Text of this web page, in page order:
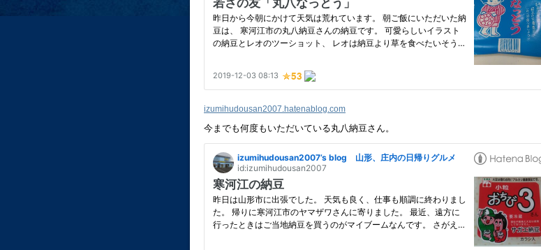
izumihudousan2007.hatenablog.com
今までも何度もいただいている丸八納豆さん。